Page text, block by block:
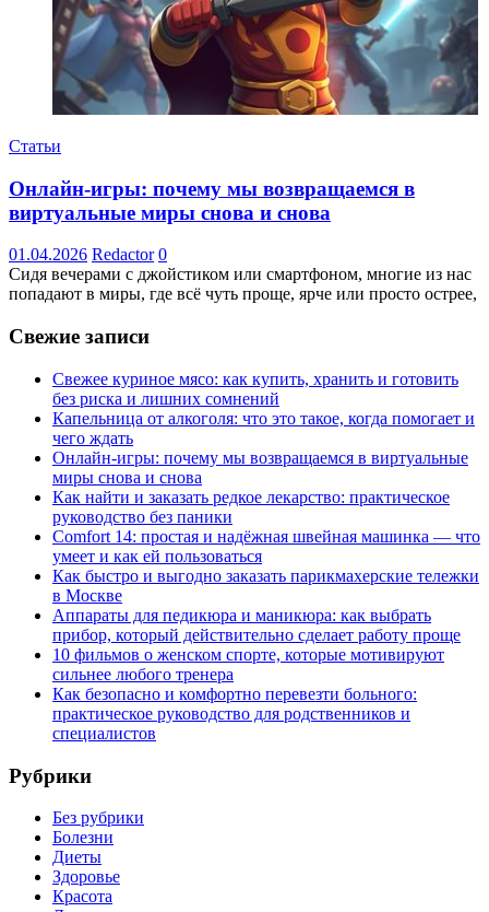
Статьи
Онлайн-игры: почему мы возвращаемся в
виртуальные миры снова и снова
01.04.2026 Redactor 0
Сидя вечерами с джойстиком или смартфоном, многие из нас
попадают в миры, где всё чуть проще, ярче или просто острее,
Свежие записи
Свежее куриное мясо: как купить, хранить и готовить
без риска и лишних сомнений
Капельница от алкоголя: что это такое, когда помогает и
чего ждать
Онлайн-игры: почему мы возвращаемся в виртуальные
миры снова и снова
Как найти и заказать редкое лекарство: практическое
руководство без паники
Comfort 14: простая и надёжная швейная машинка — что
умеет и как ей пользоваться
Как быстро и выгодно заказать парикмахерские тележки
в Москве
Аппараты для педикюра и маникюра: как выбрать
прибор, который действительно сделает работу проще
10 фильмов о женском спорте, которые мотивируют
сильнее любого тренера
Как безопасно и комфортно перевезти больного:
практическое руководство для родственников и
специалистов
Рубрики
Без рубрики
Болезни
Диеты
Здоровье
Красота